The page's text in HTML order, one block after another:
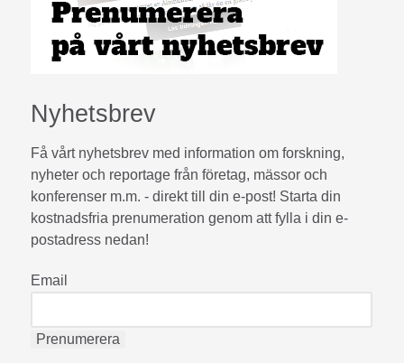
Nyhetsbrev
Få vårt nyhetsbrev med information om forskning,
nyheter och reportage från företag, mässor och
konferenser m.m. - direkt till din e-post! Starta din
kostnadsfria prenumeration genom att fylla i din e-
postadress nedan!
Email